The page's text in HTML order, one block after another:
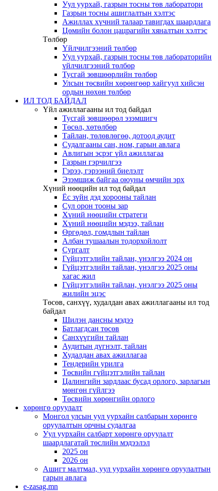
Уул уурхай, газрын тосны төв лаборатори
Газрын тосны ашиглалтын хэлтэс
Ажиллах хүчний талаар тавигдах шаардлага
Цөмийн болон цацрагийн хяналтын хэлтэс
Төлбөр
Үйлчилгээний төлбөр
Уул уурхай, газрын тосны төв лабораторийн
үйлчилгээний төлбөр
Тусгай зөвшөөрлийн төлбөр
Улсын төсвийн хөрөнгөөр хайгуул хийсэн
ордын нөхөн төлбөр
ИЛ ТОД БАЙДАЛ
Үйл ажиллагааны ил тод байдал
Тусгай зөвшөөрөл эзэмшигч
Төсөл, хөтөлбөр
Тайлан, төлөвлөгөө, дотоод аудит
Судалгааны сан, ном, гарын авлага
Авлигын эсрэг үйл ажиллагаа
Газрын гэрчилгээ
Гэрээ, гэрээний биелэлт
Эзэмшиж байгаа оюуны өмчийн эрх
Хүний нөөцийн ил тод байдал
Ёс зүйн дэд хорооны тайлан
Сул орон тооны зар
Хүний нөөцийн стратеги
Хүний нөөцийн мэдээ, тайлан
Өргөдөл, гомдлын тайлан
Албан тушаалын тодорхойлолт
Сургалт
Гүйцэтгэлийн тайлан, үнэлгээ 2024 он
Гүйцэтгэлийн тайлан, үнэлгээ 2025 оны
хагас жил
Гүйцэтгэлийн тайлан, үнэлгээ 2025 оны
жилийн эцэс
Төсөв, санхүү, худалдан авах ажиллагааны ил тод
байдал
Шилэн дансны мэдээ
Батлагдсан төсөв
Санхүүгийн тайлан
Аудитын дүгнэлт, тайлан
Худалдан авах ажиллагаа
Тендерийн урилга
Төсвийн гүйцэтгэлийн тайлан
Цалингийн зардлаас бусад орлого, зарлагын
мөнгөн гүйлгээ
Төсвийн хөрөнгийн орлого
хөрөнгө оруулалт
Монгол улсын уул уурхайн салбарын хөрөнгө
оруулалтын орчны судалгаа
Уул уурхайн салбарт хөрөнгө оруулалт
шаардлагатай төслийн мэдээлэл
2025 он
2026 он
Ашигт малтмал, уул уурхайн хөрөнгө оруулалтын
гарын авлага
e-zasag.mn